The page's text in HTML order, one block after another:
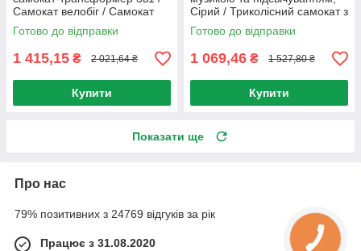
Самокат велобіг / Самокат
для дітей / Триколісний
велосипед
Готово до відправки
1 415,15 ₴ 2 021,64 ₴
Купити
Сірий / Триколісний самокат з
регульованою ручкою /
Самокат для дітей
Готово до відправки
1 069,46 ₴ 1 527,80 ₴
Купити
Показати ще
Про нас
79% позитивних з 24769 відгуків за рік
Працює з 31.08.2020